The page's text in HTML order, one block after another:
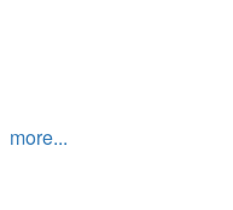
more...